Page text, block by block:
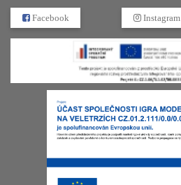
Facebook Instagram